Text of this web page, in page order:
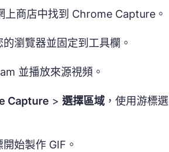
上商店中找到 Chrome Capture。
瀏覽器並固定到工具欄。
並播放來源視頻。
Capture > 選擇區域 ，使用游標選
開始製作 GIF。